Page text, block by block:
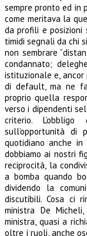
sempre pronto ed in
come meritava la
da profili e posizioni
timidi segnali da chi
non sembrare
condannato;
istituzionale e,
di default, ma ne
proprio quella
verso i dipendenti
criterio.
sull’opportunità
quotidiano anche in
dobbiamo ai nostri
reciprocità, la
a bomba quando
dividendo la
discutibili. Cosa ci
ministra De
ministra, quasi a
oltre i ruoli, anche